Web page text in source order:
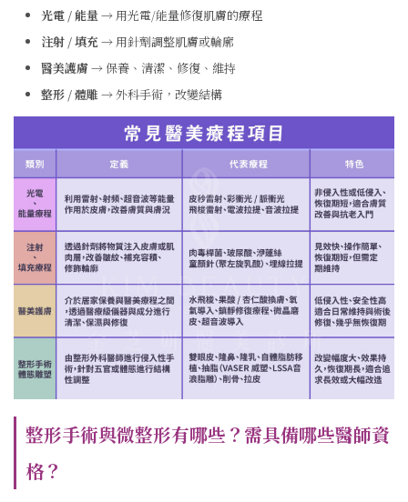
光電 / 能量→ 用光電/能量修復肌膚的療程
注射 / 填充 → 用針劑調整肌膚或輪廓
醫美護膚→ 保養、清潔、修復、維持
整形 / 體雕 → 外科手術，改變結構
整形手術與微整形有哪些？需具備哪些醫師資
格？